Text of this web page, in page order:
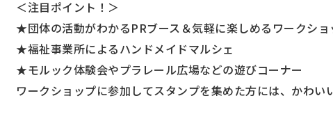
＜注目ポイント！＞
★団体の活動がわかるPRブース＆気軽に楽しめるワークショ
★福祉事業所によるハンドメイドマルシェ
★モルック体験会やプラレール広場などの遊びコーナー
ワークショップに参加してスタンプを集めた方には、かわい